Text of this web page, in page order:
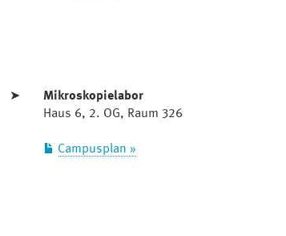
➤
Mikroskopielabor
Haus 6, 2. OG, Raum 326
Campusplan »